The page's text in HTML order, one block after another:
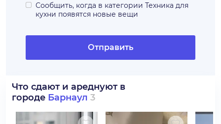
Сообщить, когда в категории Техника для
кухни появятся новые вещи
Отправить
Что сдают и ареднуют в
городе Барнаул 3